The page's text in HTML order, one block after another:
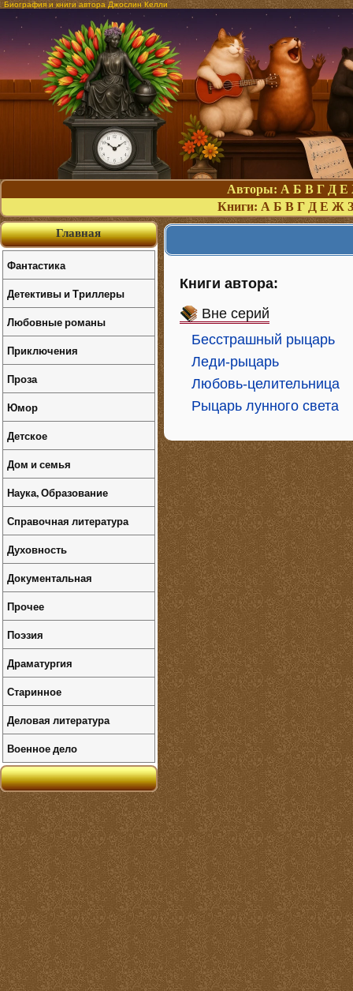
Биография и книги автора Джослин Келли
Авторы: А Б В Г Д Е
Книги: А Б В Г Д Е Ж З
Книги автора:
Вне серий
Бесстрашный рыцарь
Леди-рыцарь
Любовь-целительница
Рыцарь лунного света
Главная
Фантастика
Детективы и Триллеры
Любовные романы
Приключения
Проза
Юмор
Детское
Дом и семья
Наука, Образование
Справочная литература
Духовность
Документальная
Прочее
Поэзия
Драматургия
Старинное
Деловая литература
Военное дело